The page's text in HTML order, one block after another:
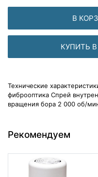
В
КУПИТЬ
Технические
фиброоптика Спрей
вращения бора 2 000 об/
Рекомендуем